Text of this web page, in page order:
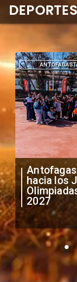
"Falta de
anuncia
irregular
DEPORTES
DEPORTES